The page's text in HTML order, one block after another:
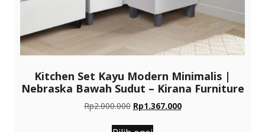
Kitchen Set Kayu Modern Minimalis |
Nebraska Bawah Sudut – Kirana Furniture
Rp2.000.000 Harga
adalah:
Rp1.367.000Harga
Produk